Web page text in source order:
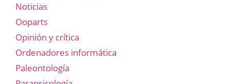
Noticias
Ooparts
Opinión y crítica
Ordenadores informática
Paleontología